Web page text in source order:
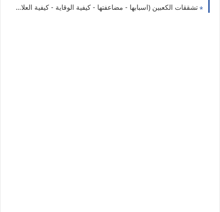
تشققات الكعبين (اسبابها - مضاعفتها - كيفية الوقاية - كيفية العلاج)